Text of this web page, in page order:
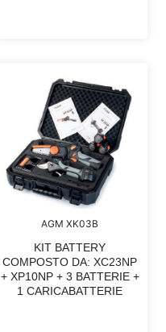
AGM XK03B
KIT BATTERY
COMPOSTO DA: XC23NP
+ XP10NP + 3 BATTERIE +
1 CARICABATTERIE